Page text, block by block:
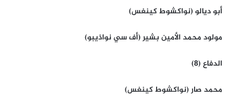
أبو ديالو (نواكشوط كينغس)
مولود محمد الأمين بشير (أف سي نواذيبو)
الدفاع (8)
محمد صار (نواكشوط كينغس)